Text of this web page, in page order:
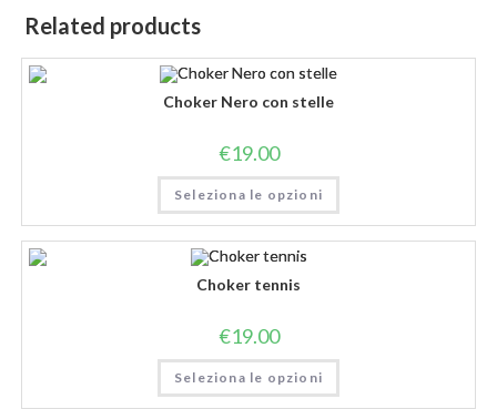
Related products
Choker Nero con stelle
€19.00
Seleziona le opzioni
Choker tennis
€19.00
Seleziona le opzioni